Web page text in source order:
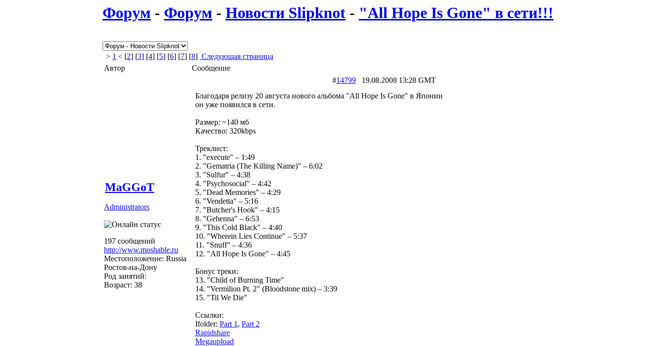
Форум - Форум - Новости Slipknot - "All Hope Is Gone" в сети!!!
> 1 < [2] [3] [4] [5] [6] [7] [8] Следующая страница
Автор
Сообщение
MaGGoT
Administrators
197 сообщений
http://www.moshable.ru
Местоположение: Russia
Ростов-на-Дону
Род занятий:
Возраст: 38
#14799 19.08.2008 13:28 GMT
Благодаря релизу 20 августа нового альбома "All Hope Is Gone" в Японии
он уже появился в сети.
Размер: ~140 мб
Качество: 320kbps
Треклист:
1. "execute" – 1:49
2. "Gematria (The Killing Name)" – 6:02
3. "Sulfur" – 4:38
4. "Psychosocial" – 4:42
5. "Dead Memories" – 4:29
6. "Vendetta" – 5:16
7. "Butcher's Hook" – 4:15
8. "Gehenna" – 6:53
9. "This Cold Black" – 4:40
10. "Wherein Lies Continue" – 5:37
11. "Snuff" – 4:36
12. "All Hope Is Gone" – 4:45
Бонус треки:
13. "Child of Burning Time"
14. "Vermilion Pt. 2" (Bloodstone mix) – 3:39
15. "Til We Die"
Ссылки:
Ifolder: Part 1 , Part 2
Rapidshare
Megaupload